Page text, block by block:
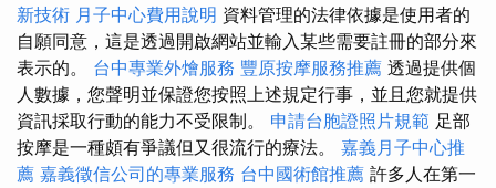
新技術 月子中心費用說明 資料管理的法律依據是使用者的
自願同意，這是透過開啟網站並輸入某些需要註冊的部分來
表示的。 台中專業外燴服務 豐原按摩服務推薦 透過提供個
人數據，您聲明並保證您按照上述規定行事，並且您就提供
資訊採取行動的能力不受限制。 申請台胞證照片規範 足部
按摩是一種頗有爭議但又很流行的療法。 嘉義月子中心推
薦 嘉義徵信公司的專業服務 台中國術館推薦 許多人在第一